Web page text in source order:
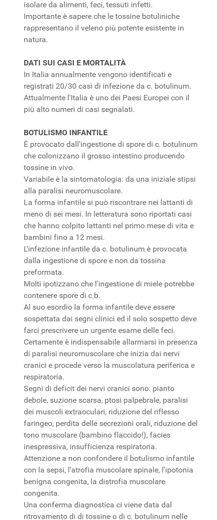
isolare da alimenti, feci, tessuti infetti.
Importante è sapere che le tossine botuliniche
rappresentano il veleno più potente esistente in
natura.
DATI SUI CASI E MORTALITÀ
In Italia annualmente vengono identificati e
registrati 20/30 casi di infezione da c. botulinum.
Attualmente l'Italia è uno dei Paesi Europei con il
più alto numeri di casi segnalati.
BOTULISMO INFANTILE
È provocato dall'ingestione di spore di c. botulinum
che colonizzano il grosso intestino producendo
tossine in vivo.
Variabile è la sintomatologia: da una iniziale stipsi
alla paralisi neuromuscolare.
La forma infantile si può riscontrare nei lattanti di
meno di sei mesi. In letteratura sono riportati casi
che hanno colpito lattanti nel primo mese di vita e
bambini fino a 12 mesi.
L'infezione infantile da c. botulinum è provocata
dalla ingestione di spore e non da tossina
preformata.
Molti ipotizzano che l'ingestione di miele potrebbe
contenere spore di c.b.
Al suo esordio la forma infantile deve essere
sospettata dai segni clinici ed il solo sospetto deve
farci prescrivere un urgente esame delle feci.
Certamente è indispensabile allarmarsi in presenza
di paralisi neuromuscolare che inizia dai nervi
cranici e procede verso la muscolatura periferica e
respiratoria.
Segni di deficit dei nervi cranici sono: pianto
debole, suzione scarsa, ptosi palpebrale, paralisi
dei muscoli extraoculari, riduzione del riflesso
faringeo, perdita delle secrezioni orali, riduzione del
tono muscolare (bambino flaccido!), facies
inespressiva, insufficienza respiratoria.
Attenzione a non confondere il botulismo infantile
con la sepsi, l'atrofia muscolare spinale, l'ipotonia
benigna congenita, la distrofia muscolare
congenita.
Una conferma diagnostica ci viene data dal
ritrovamento di di tossine o di c. botulinum nelle